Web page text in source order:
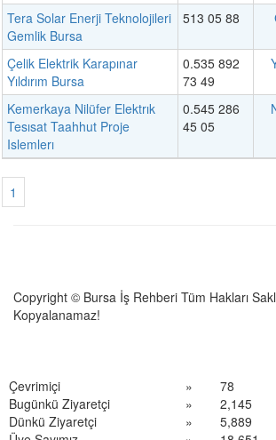
Tera Solar Enerji Teknolojileri
Gemlik Bursa
513 05 88
Çelik Elektrik Karapınar
Yıldırım Bursa
0.535 892
73 49
Kemerkaya Nilüfer Elektrık
Tesısat Taahhut Proje
Islemlerı
0.545 286
45 05
1
Copyright © Bursa İş Rehberi Tüm Hakları
Kopyalanamaz!
Çevrimiçi »
78
Bugünkü Ziyaretçi
»
2,145
Dünkü Ziyaretçi
»
5,889